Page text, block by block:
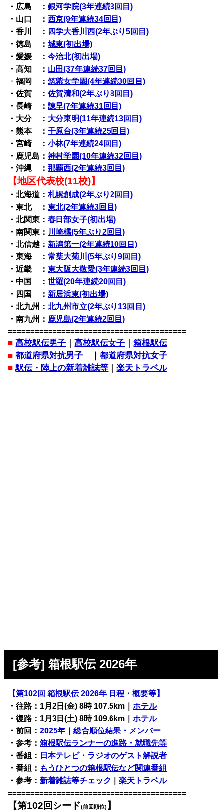
・広島 ：銀河学院(3年連続3回目)
・山口 ： 西京(9年連続34回目)
・香川 ： 四学大香川西(2年ぶり5回目)
・徳島 ：城東(初出場)
・愛媛 ：今治北(初出場)
・高知 ： 山田(37年連続37回目)
・福岡 ：筑紫女学園(4年連続30回目)
・佐賀 ：佐賀清和(2年ぶり8回目)
・長崎 ：諫早(7年連続31回目)
・大分 ： 大分東明(11年連続13回目)
・熊本 ：千原台(3年連続25回目)
・宮崎 ：小林(7年連続24回目)
・鹿児島：神村学園(10年連続32回目)
・沖縄 ：那覇西(2年連続3回目)
【地区代表校(11校)】
・北海道：札幌創成(2年ぶり2回目)
・東北 ：東北(2年連続3回目)
・北関東：春日部女子(初出場)
・南関東： 川崎橘(5年ぶり2回目)
・北信越：新潟第一(2年連続10回目)
・東海 ：常葉大菊川(5年ぶり9回目)
・近畿 ：東大阪大敬愛(3年連続3回目)
・中国 ：世羅(20年連続20回目)
・四国 ：新居浜東(初出場)
・北九州：北九州市立(2年ぶり13回目)
・南九州： 鹿児島(2年連続2回目)
========================================
■ 高校駅伝男子 ｜高校駅伝女子 ｜箱根駅伝
■ 都道府県対抗男子 ｜都道府県対抗女子
■ 駅伝・陸上の新着雑誌等 ｜楽天トラベル
[参考] 箱根駅伝 2026年
【第102回 箱根駅伝 2026年 日程・概要等】
・往路：1月2日(金) 8時 107.5km｜ホテル
・復路：1月3日(土) 8時 109.6km｜ホテル
・前回：2025年｜総合順位結果・メンバー
・参考：箱根駅伝ランナーの進路・就職先等
・番組： 日本テレビ・ラジオのゲスト解説者
・番組： もうひとつの箱根駅伝など関連番組
・参考：新着雑誌等チェック ｜楽天トラベル
========================================
【第102回シード(前回順位) 】